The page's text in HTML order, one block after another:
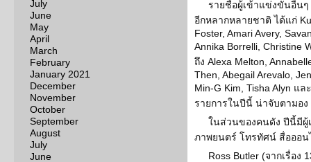
July
June
May
April
March
February
January 2021
December
November
October
September
August
July
June
รายชื่อผู้เข้าแข่งขันอื่น
อีกหลากหลายชาติ ได้แก่
Foster, Amari Avery,
Annika Borrelli, Christine
ถึง Alexa Melton,
Then, Abegail Arevalo,
Min-G Kim, Tisha Alyn แ
รายการในปีนี้ น่าจับตามอง
ในส่วนของคนดัง ปีนี้มีผู้
ภาพยนตร์ โทรทัศน์ สื่อออ
Ross Butler (จากเรื่อง